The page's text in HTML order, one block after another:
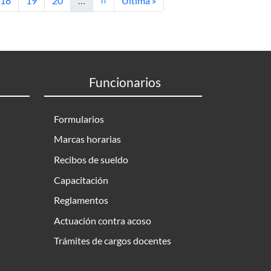
Funcionarios
Formularios
Marcas horarias
Recibos de sueldo
Capacitación
Reglamentos
Actuación contra acoso
Trámites de cargos docentes